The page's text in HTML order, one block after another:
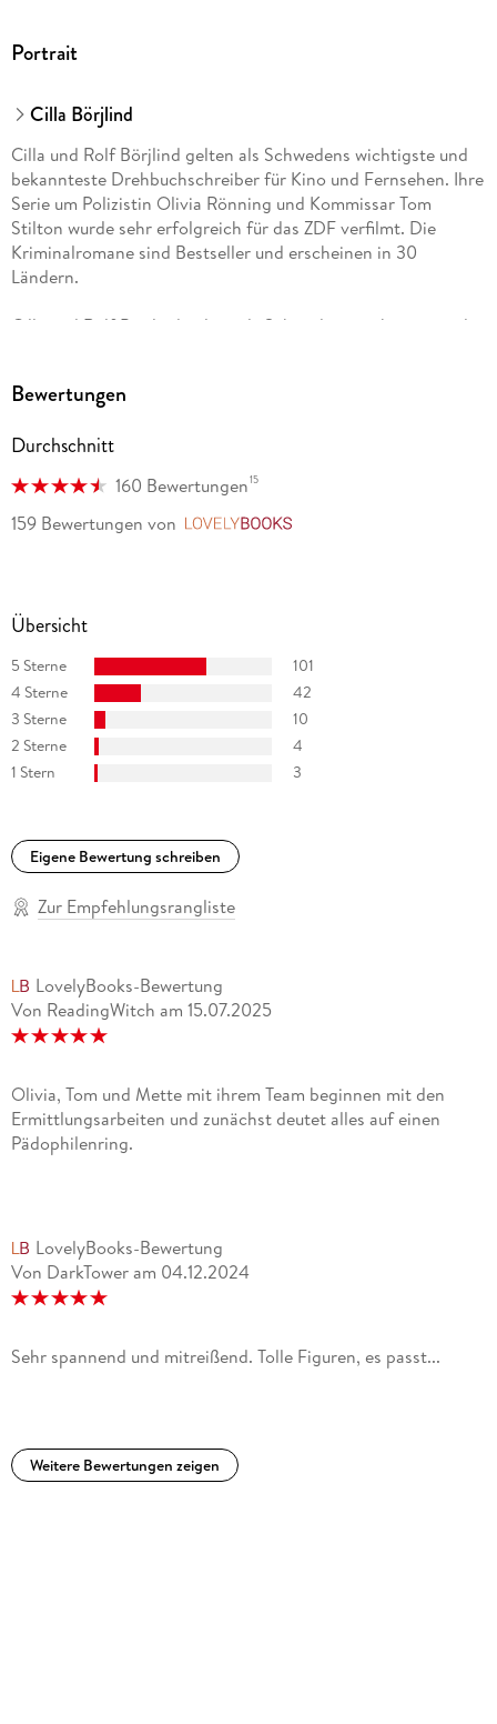
Portrait
Cilla Börjlind
Cilla und Rolf Börjlind gelten als Schwedens wichtigste und
bekannteste Drehbuchschreiber für Kino und Fernsehen. Ihre
Serie um Polizistin Olivia Rönning und Kommissar Tom
Stilton wurde sehr erfolgreich für das ZDF verfilmt. Die
Kriminalromane sind Bestseller und erscheinen in 30
Ländern.
Cilla und Rolf Börjlind gelten als Schwedens wichtigste und
Stilton wurde sehr erfolgreich für das ZDF verfilmt.
standen wochenlang auf der SPIEGEL-Bestsellerliste. Die
Kriminalromane sind internationale Bestseller und erscheinen
in 30 Ländern.
Bewertungen
Durchschnitt
160 Bewertungen15
159 Bewertungen von
Übersicht
5 Sterne
101
4 Sterne
42
3 Sterne
10
2 Sterne
4
1 Stern
3
Eigene Bewertung schreiben
Zur Empfehlungsrangliste
LovelyBooks-Bewertung
Von ReadingWitch am 15.07.2025
Olivia, Tom und Mette mit ihrem Team beginnen mit den
Ermittlungsarbeiten und zunächst deutet alles auf einen
Pädophilenring.
LovelyBooks-Bewertung
Von DarkTower am 04.12.2024
Sehr spannend und mitreißend. Tolle Figuren, es passt...
Weitere Bewertungen zeigen